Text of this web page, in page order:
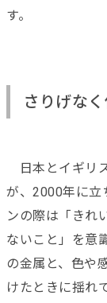
す。
さりげな
日本とイギリ
が、2000年に立
ンの際は「きれ
ないこと」を意
の金属と、色や
けたときに揺れ